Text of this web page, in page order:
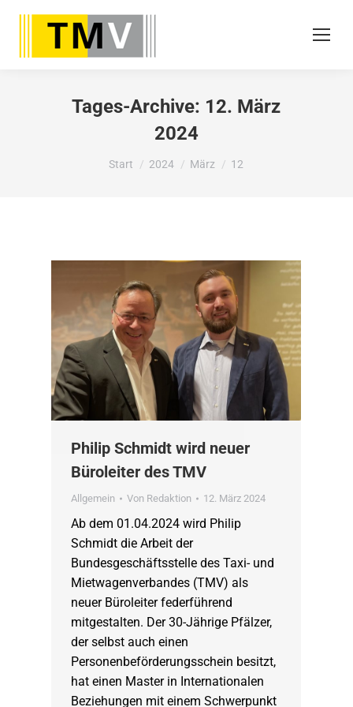
Tages-Archive: 12. März
2024
Sie befinden sich hier:
Start 2024 März 12
Philip Schmidt wird neuer
Büroleiter des TMV
Allgemein Von Redaktion 12. März 2024
Ab dem 01.04.2024 wird Philip
Schmidt die Arbeit der
Bundesgeschäftsstelle des Taxi- und
Mietwagenverbandes (TMV) als
neuer Büroleiter federführend
mitgestalten. Der 30-Jährige Pfälzer,
der selbst auch einen
Personenbeförderungsschein besitzt,
hat einen Master in Internationalen
Beziehungen mit einem Schwerpunkt